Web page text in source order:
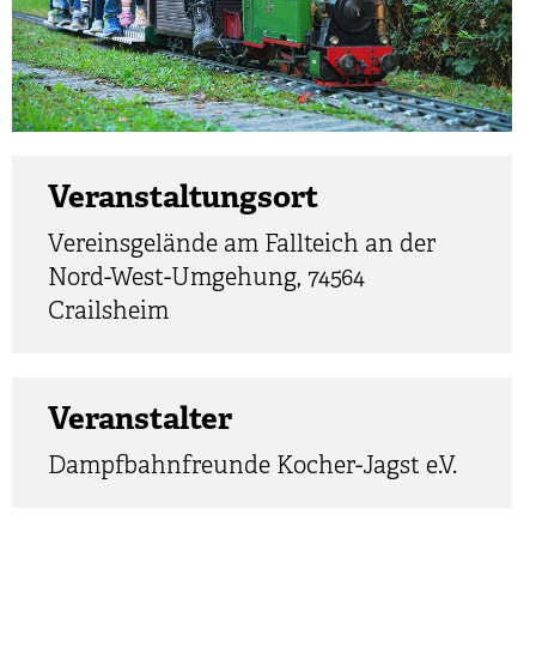
Veranstaltungsort
Vereinsgelände am Fallteich an der
Nord-West-Umgehung, 74564
Crailsheim
Veranstalter
Dampfbahnfreunde Kocher-Jagst e.V.